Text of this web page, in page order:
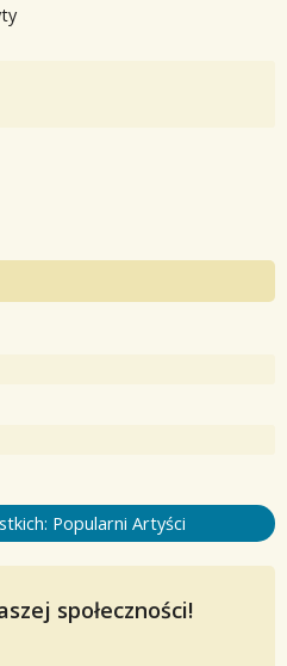
Popularni Artyści
społeczności!